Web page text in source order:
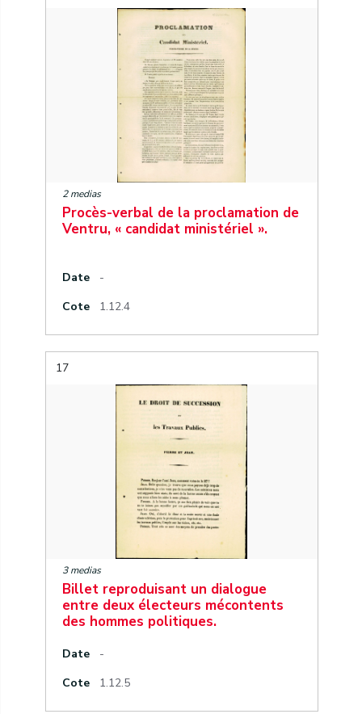
2 medias
Procès-verbal de la proclamation de
Ventru, « candidat ministériel ».
Date
-
Cote
1.12.4
17
3 medias
Billet reproduisant un dialogue
entre deux électeurs mécontents
des hommes politiques.
Date
-
Cote
1.12.5